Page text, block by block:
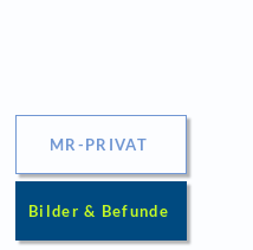
Bilder & Befunde
MR-PRIVAT